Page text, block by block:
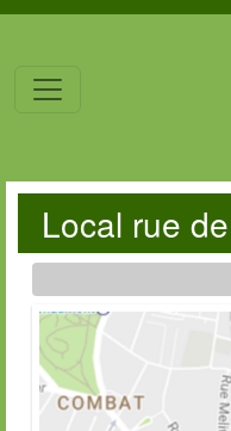
Local rue